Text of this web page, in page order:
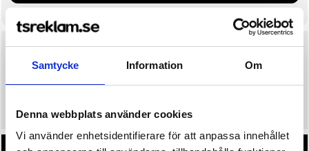
Samtycke Information Om
Denna webbplats använder cookies
Vi använder enhetsidentifierare för att anpassa innehållet
Uppskattat leveransdatum 10 arbetsdagar
Mån. 24 Augusti